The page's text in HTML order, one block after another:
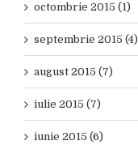
octombrie 2015 (1)
septembrie 2015 (4)
august 2015 (7)
iulie 2015 (7)
iunie 2015 (6)